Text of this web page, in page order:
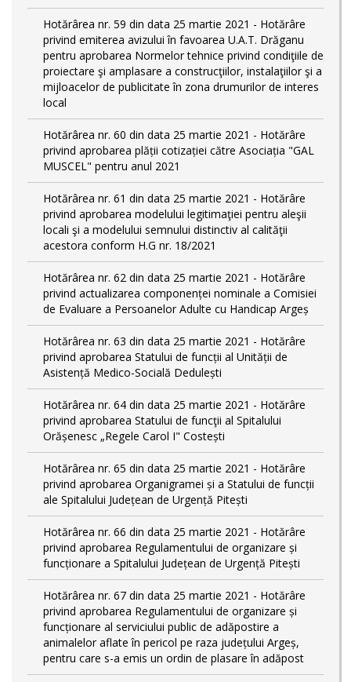
Hotărârea nr. 59 din data 25 martie 2021 - Hotărâre
privind emiterea avizului în favoarea U.A.T. Drăganu
pentru aprobarea Normelor tehnice privind condiţiile de
proiectare şi amplasare a construcţiilor, instalaţiilor şi a
mijloacelor de publicitate în zona drumurilor de interes
local
Hotărârea nr. 60 din data 25 martie 2021 - Hotărâre
privind aprobarea plății cotizației către Asociația "GAL
MUSCEL" pentru anul 2021
Hotărârea nr. 61 din data 25 martie 2021 - Hotărâre
privind aprobarea modelului legitimaţiei pentru aleşii
locali şi a modelului semnului distinctiv al calităţii
acestora conform H.G nr. 18/2021
Hotărârea nr. 62 din data 25 martie 2021 - Hotărâre
privind actualizarea componenței nominale a Comisiei
de Evaluare a Persoanelor Adulte cu Handicap Argeș
Hotărârea nr. 63 din data 25 martie 2021 - Hotărâre
privind aprobarea Statului de funcții al Unității de
Asistență Medico-Socială Dedulești
Hotărârea nr. 64 din data 25 martie 2021 - Hotărâre
privind aprobarea Statului de funcţii al Spitalului
Orășenesc „Regele Carol I" Costești
Hotărârea nr. 65 din data 25 martie 2021 - Hotărâre
privind aprobarea Organigramei și a Statului de funcții
ale Spitalului Județean de Urgență Pitești
Hotărârea nr. 66 din data 25 martie 2021 - Hotărâre
privind aprobarea Regulamentului de organizare și
funcționare a Spitalului Județean de Urgență Pitești
Hotărârea nr. 67 din data 25 martie 2021 - Hotărâre
privind aprobarea Regulamentului de organizare și
funcționare al serviciului public de adăpostire a
animalelor aflate în pericol pe raza județului Argeș,
pentru care s-a emis un ordin de plasare în adăpost